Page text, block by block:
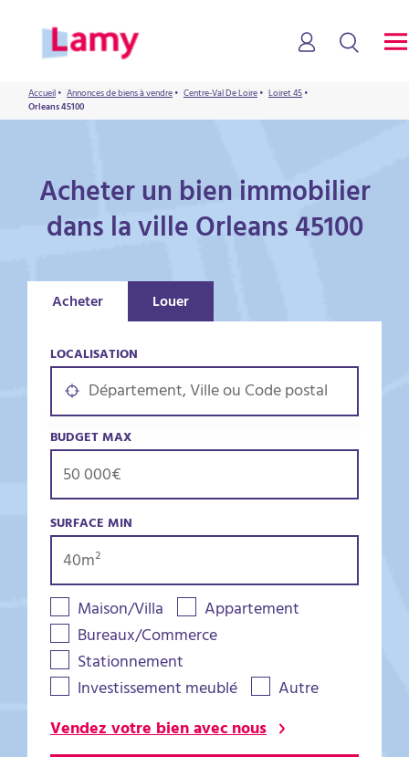
Accueil• Annonces de biens à vendre• Centre-Val De Loire• Loiret 45•
Orleans 45100
Acheter un bien immobilier
dans la ville Orleans 45100
Acheter Louer
LOCALISATION
BUDGET MAX
SURFACE MIN
Maison/Villa
Appartement
Bureaux/Commerce
Stationnement
Investissement meublé
Autre
Vendez votre bien avec nous